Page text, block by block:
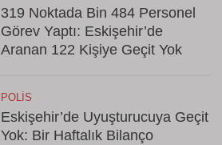
319 Noktada Bin 484 Personel
Görev Yaptı: Eskişehir’de
Aranan 122 Kişiye Geçit Yok
POLIS
Eskişehir’de Uyuşturucuya Geçit
Yok: Bir Haftalık Bilanço